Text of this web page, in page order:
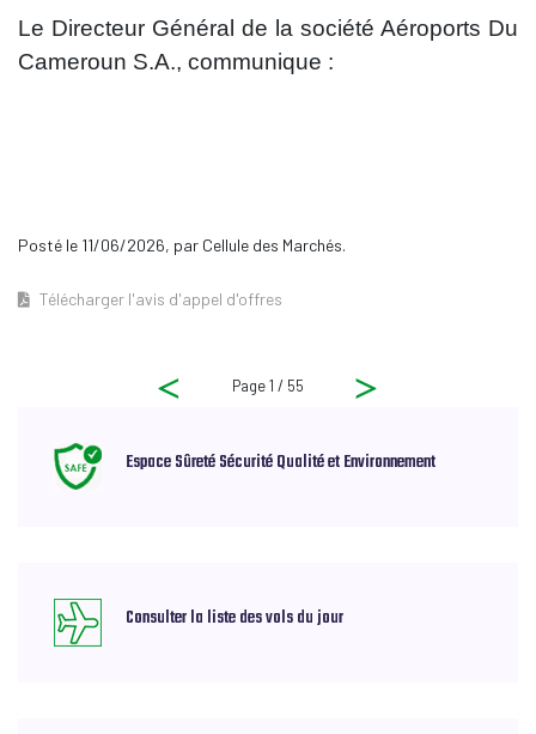
Le Directeur Général de la société Aéroports Du
Cameroun S.A., communique :
Posté le 11/06/2026, par Cellule des Marchés.
Télécharger l'avis d'appel d'offres
Page 1 / 55
Espace Sûreté Sécurité Qualité et Environnement
Consulter la liste des vols du jour